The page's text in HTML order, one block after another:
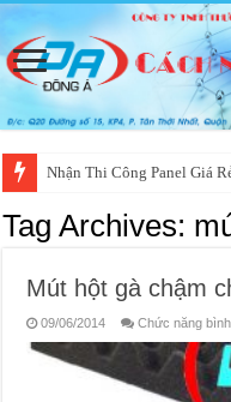
Nhận Thi Công Panel Giá
Tag Archives:
Mút hột gà chậm
09/06/2014 Chức năng